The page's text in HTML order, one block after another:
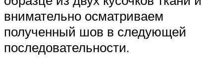
внимательно осматриваем
полученный шов в следующей
последовательности.